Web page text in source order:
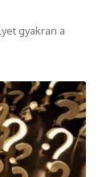
gyakran a